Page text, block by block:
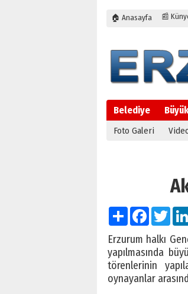
🏠 Anasayfa 📰
Belediye
Foto Galeri
Paylaş
Erzurum halkı
yapılmasında
törenlerinin
oynayanlar